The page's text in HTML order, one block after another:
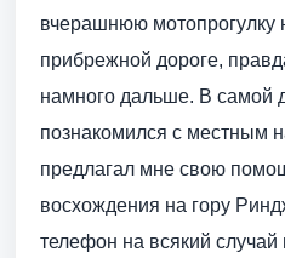
вчерашнюю мотопрогулку
прибрежной дороге,
намного дальше. В самой
познакомился с местным
предлагал мне свою
восхождения на гору
телефон на всякий